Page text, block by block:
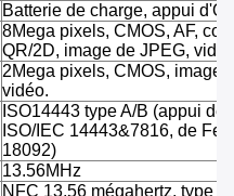
Batterie de charge, appui
8Mega pixels, CMOS, AF,
QR/2D, image de JPEG,
2Mega pixels, CMOS, image
vidéo.
ISO14443 type A/B (appui de
ISO/IEC 14443&7816, de
18092)
13.56MHz
NFC 13,56 mégahertz, type